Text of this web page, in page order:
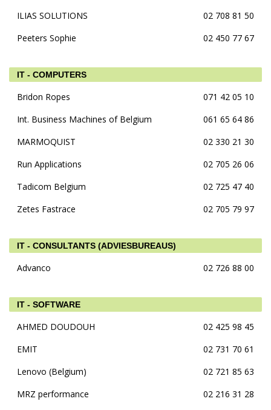
ILIAS SOLUTIONS
02 708 81 50
Peeters Sophie
02 450 77 67
IT - COMPUTERS
Bridon Ropes
071 42 05 10
Int. Business Machines of Belgium
061 65 64 86
MARMOQUIST
02 330 21 30
Run Applications
02 705 26 06
Tadicom Belgium
02 725 47 40
Zetes Fastrace
02 705 79 97
IT - CONSULTANTS (ADVIESBUREAUS)
Advanco 02 726 88 00
IT - SOFTWARE
AHMED DOUDOUH
02 425 98 45
EMIT
02 731 70 61
Lenovo (Belgium)
02 721 85 63
MRZ performance
02 216 31 28